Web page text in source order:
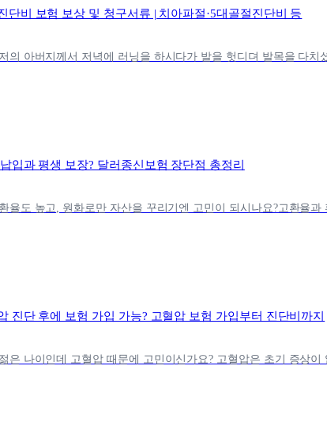
단비 보험 보상 및 청구서류 | 치아파절·5대골절진단비 등
입과 평생 보장? 달러종신보험 장단점 총정리
진단 후에 보험 가입 가능? 고혈압 보험 가입부터 진단비까지